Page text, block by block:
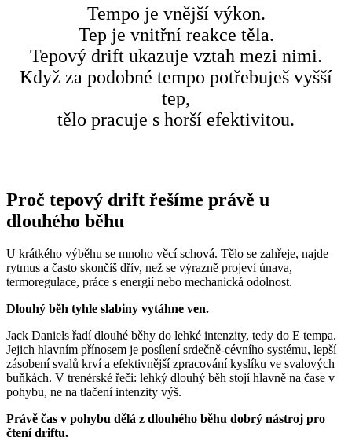
Tempo je vnější výkon.
Tep je vnitřní reakce těla.
Tepový drift ukazuje vztah mezi nimi.
Když za podobné tempo potřebuješ vyšší
tep,
tělo pracuje s horší efektivitou.
Proč tepový drift řešíme právě u
dlouhého běhu
U krátkého výběhu se mnoho věcí schová. Tělo se zahřeje, najde
rytmus a často skončíš dřív, než se výrazně projeví únava,
termoregulace, práce s energií nebo mechanická odolnost.
Dlouhý běh tyhle slabiny vytáhne ven.
Jack Daniels řadí dlouhé běhy do lehké intenzity, tedy do E tempa.
Jejich hlavním přínosem je posílení srdečně-cévního systému, lepší
zásobení svalů krví a efektivnější zpracování kyslíku ve svalových
buňkách. V trenérské řeči: lehký dlouhý běh stojí hlavně na čase v
pohybu, ne na tlačení intenzity výš.
Právě čas v pohybu dělá z dlouhého běhu dobrý nástroj pro
čtení driftu.